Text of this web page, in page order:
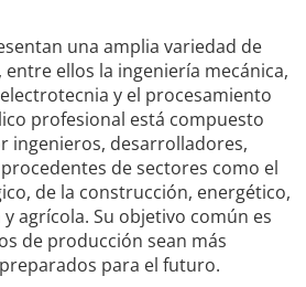
una amplia variedad de
ellos la ingeniería mecánica,
y el procesamiento
profesional está compuesto
ingenieros, desarrolladores,
de sectores como el
de la construcción, energético,
agrícola. Su objetivo común es
de producción sean más
para el futuro.